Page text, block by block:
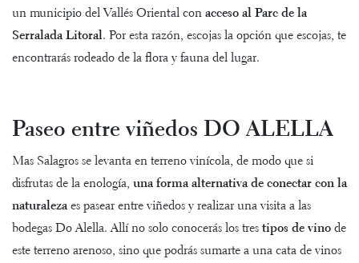
un municipio del Vallés Oriental con acceso al Parc de la
Serralada Litoral. Por esta razón, escojas la opción que escojas, te
encontrarás rodeado de la flora y fauna del lugar.
Paseo entre viñedos DO ALELLA
Mas Salagros se levanta en terreno vinícola, de modo que si
disfrutas de la enología, una forma alternativa de conectar con la
naturaleza es pasear entre viñedos y realizar una visita a las
bodegas Do Alella. Allí no solo conocerás los tres tipos de vino de
este terreno arenoso, sino que podrás sumarte a una cata de vinos